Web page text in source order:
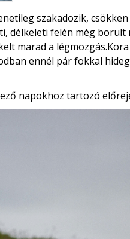
szakadozik,
délkeleti felén még
marad a
ennél pár fokkal
napokhoz tartozó